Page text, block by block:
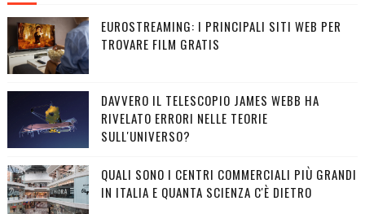
EUROSTREAMING: I PRINCIPALI SITI WEB PER
TROVARE FILM GRATIS
DAVVERO IL TELESCOPIO JAMES WEBB HA
RIVELATO ERRORI NELLE TEORIE
SULL'UNIVERSO?
QUALI SONO I CENTRI COMMERCIALI PIÙ GRANDI
IN ITALIA E QUANTA SCIENZA C'È DIETRO